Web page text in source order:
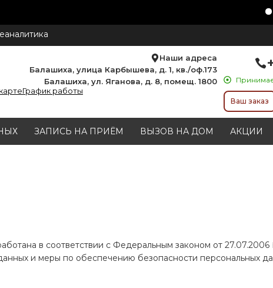
Наши адреса
Балашиха, улица Карбышева, д. 1, кв./оф.173
Балашиха, ул. Яганова, д. 8, помещ. 1800
График работы
Ваш заказ
ЗАПИСЬ НА ПРИЁМ ВЫЗОВ НА ДОМ АКЦИИ
в соответствии с Федеральным законом от
и меры по обеспечению безопасности персональных